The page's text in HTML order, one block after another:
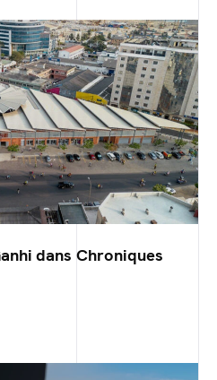
dans Chroniques